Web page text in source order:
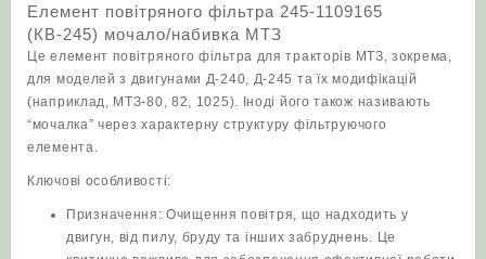
набивка
МТЗ
кількість
Елемент повітряного фільтра 245-1109165
(КВ-245) мочало/набивка МТЗ
Це елемент повітряного фільтра для тракторів МТЗ, зокрема,
для моделей з двигунами Д-240, Д-245 та їх модифікацій
(наприклад, МТЗ-80, 82, 1025). Іноді його також називають
“мочалка” через характерну структуру фільтруючого
елемента.
Ключові особливості:
Призначення: Очищення повітря, що надходить у
двигун, від пилу, бруду та інших забруднень. Це